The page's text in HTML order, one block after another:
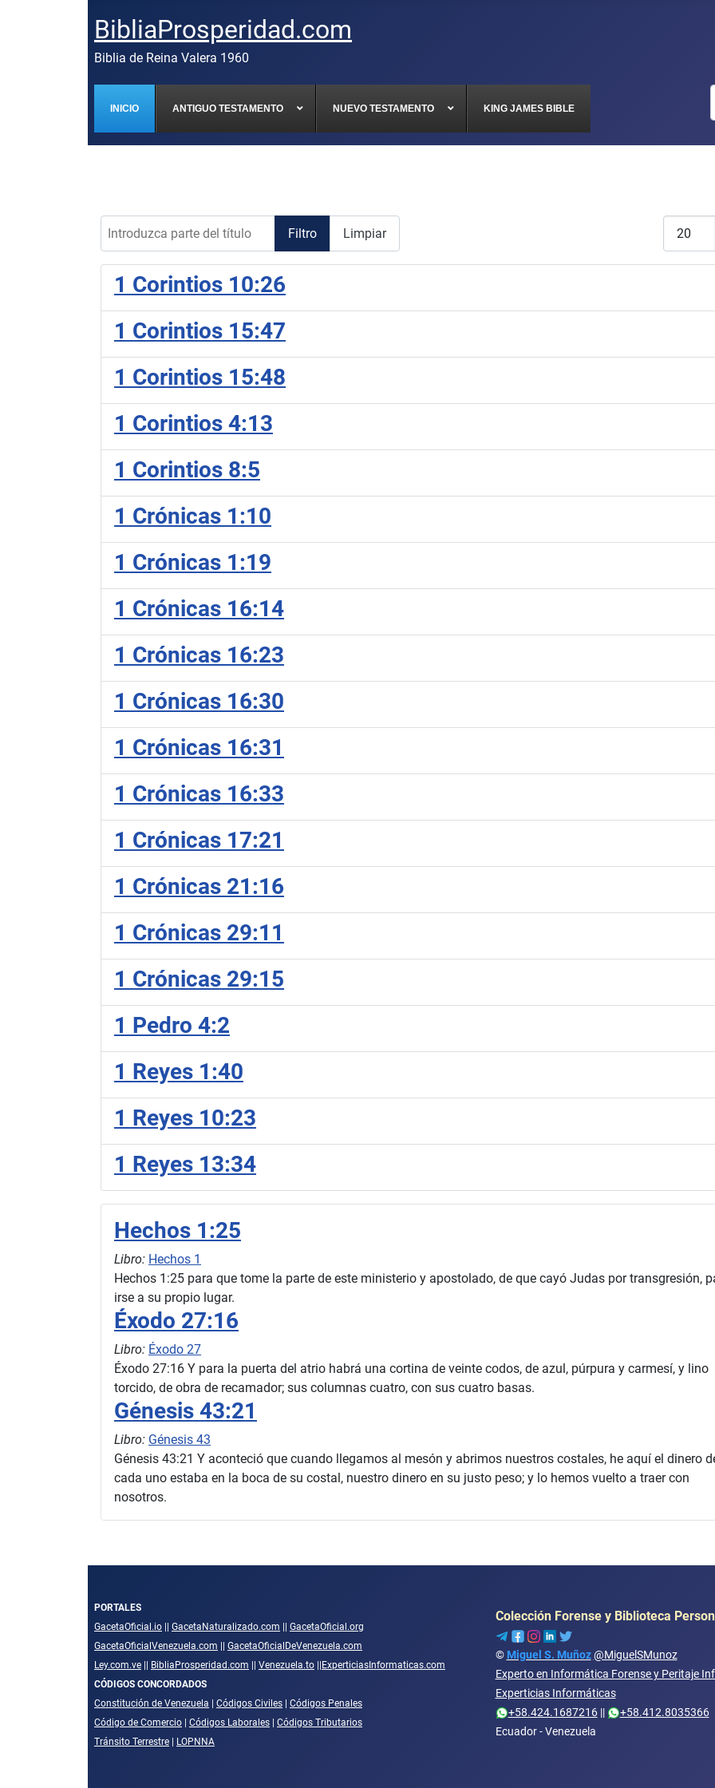
BibliaProsperidad.com
Biblia de Reina Valera 1960
INICIO ANTIGUO TESTAMENTO NUEVO TESTAMENTO KING JAMES BIBLE
Filtro Limpiar
1 Corintios 10:26
1 Corintios 15:47
1 Corintios 15:48
1 Corintios 4:13
1 Corintios 8:5
1 Crónicas 1:10
1 Crónicas 1:19
1 Crónicas 16:14
1 Crónicas 16:23
1 Crónicas 16:30
1 Crónicas 16:31
1 Crónicas 16:33
1 Crónicas 17:21
1 Crónicas 21:16
1 Crónicas 29:11
1 Crónicas 29:15
1 Pedro 4:2
1 Reyes 1:40
1 Reyes 10:23
1 Reyes 13:34
Hechos 1:25
Libro: Hechos 1
Hechos 1:25 para que tome la parte de este ministerio y apostolado, de que cayó Judas por transgresión,
irse a su propio lugar.
Éxodo 27:16
Libro: Éxodo 27
Éxodo 27:16 Y para la puerta del atrio habrá una cortina de veinte codos, de azul, púrpura y carmesí, y lino
torcido, de obra de recamador; sus columnas cuatro, con sus cuatro basas.
Génesis 43:21
Libro: Génesis 43
Génesis 43:21 Y aconteció que cuando llegamos al mesón y abrimos nuestros costales, he aquí el dinero
cada uno estaba en la boca de su costal, nuestro dinero en su justo peso; y lo hemos vuelto a traer con
nosotros.
PORTALES
GacetaOficial.io
GacetaNaturalizado.com
GacetaOficial.org
GacetaOficialVenezuela.com
GacetaOficialDeVenezuela.com
Ley.com.ve
BibliaProsperidad.com Venezuela.to
ExperticiasInformaticas.com
CÓDIGOS CONCORDADOS
Constitución de Venezuela
Códigos Civiles
Códigos Penales
Código de Comercio
Códigos Laborales
Códigos Tributarios
Tránsito Terrestre
LOPNNA
Colección Forense y Biblioteca
© Miguel S. Muñoz @MiguelSMunoz
Experto en Informática Forense y Peritaje
Experticias Informáticas
+58.424.1687216||
+58.412.8035366
Ecuador - Venezuela